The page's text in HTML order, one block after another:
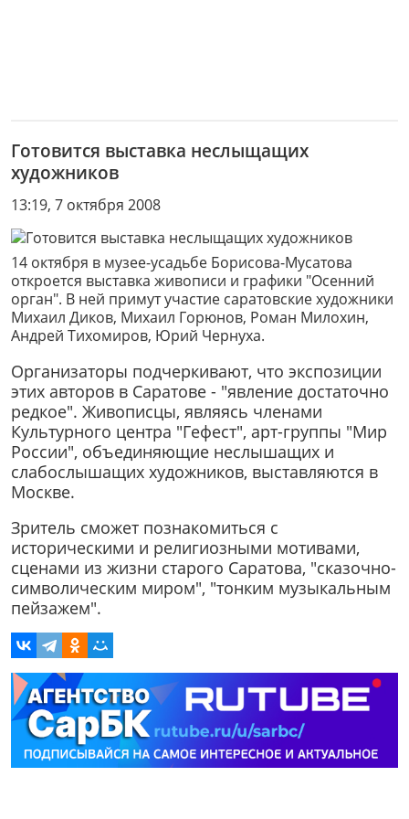
Готовится выставка неслыщащих
художников
13:19, 7 октября 2008
14 октября в музее-усадьбе Борисова-Мусатова
откроется выставка живописи и графики "Осенний
орган". В ней примут участие саратовские художники
Михаил Диков, Михаил Горюнов, Роман Милохин,
Андрей Тихомиров, Юрий Чернуха.
Организаторы подчеркивают, что экспозиции
этих авторов в Саратове - "явление достаточно
редкое". Живописцы, являясь членами
Культурного центра "Гефест", арт-группы "Мир
России", объединяющие неслышащих и
слабослышащих художников, выставляются в
Москве.
Зритель сможет познакомиться с
историческими и религиозными мотивами,
сценами из жизни старого Саратова, "сказочно-
символическим миром", "тонким музыкальным
пейзажем".